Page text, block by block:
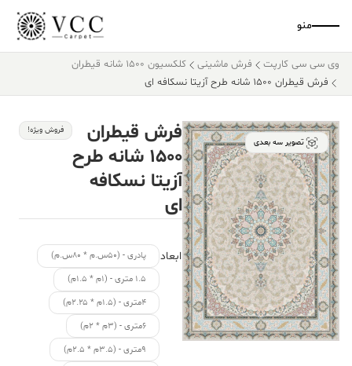
منو
وی سی سی کارپت فرش ماشینی
کلکسیون ۱۵۰۰ شانه قیطران
فرش قیطران ۱۵۰۰ شانه طرح آزیتا نسکافه ای
تصویر سه بعدی
فرش قیطران
۱۵۰۰ شانه طرح
آزیتا نسکافه
ای
فروش ویژه!
ابعاد
پادری - (۵۰س.م * ۸۰س.م)
۱.۵ متری - (۱م * ۱.۵م)
۴متری - (۱.۵م * ۲.۲۵م)
۶متری - (۳م * ۲م)
۹متری - (۳.۵م * ۲.۵م)